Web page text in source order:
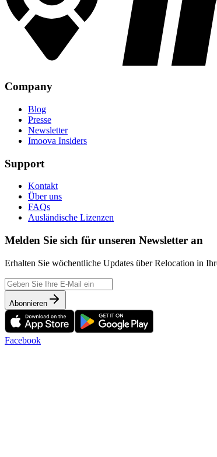
Company
Blog
Presse
Newsletter
Imoova Insiders
Support
Kontakt
Über uns
FAQs
Ausländische Lizenzen
Melden Sie sich für unseren Newsletter an
Erhalten Sie wöchentliche Updates über Relocation in
Abonnieren
Facebook